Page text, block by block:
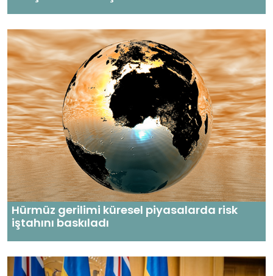
Hürmüz gerilimi küresel piyasalarda risk
iştahını baskıladı